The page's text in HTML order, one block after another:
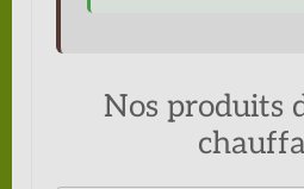
Nos produits